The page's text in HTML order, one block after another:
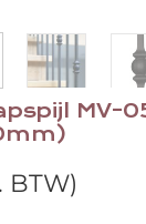
MV-
BTW)